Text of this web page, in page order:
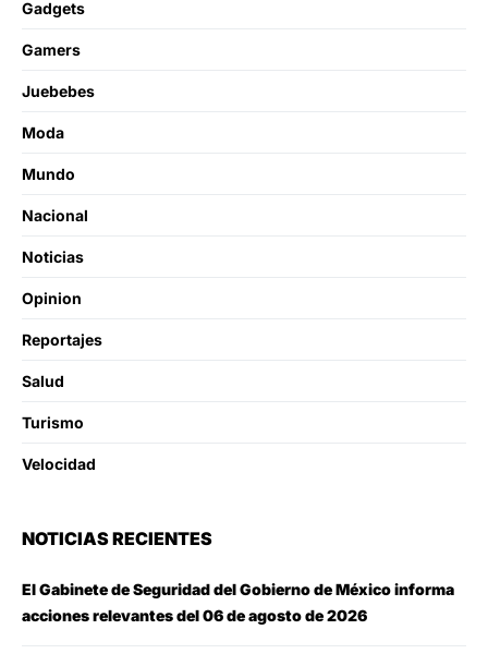
Gadgets
Gamers
Juebebes
Moda
Mundo
Nacional
Noticias
Opinion
Reportajes
Salud
Turismo
Velocidad
NOTICIAS RECIENTES
El Gabinete de Seguridad del Gobierno de México informa
acciones relevantes del 06 de agosto de 2026